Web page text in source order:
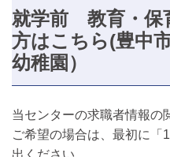
就学前 教育・保
方はこちら(豊中
幼稚園）
当センターの求職者情報の
ご希望の場合は、最初に「
出ください。